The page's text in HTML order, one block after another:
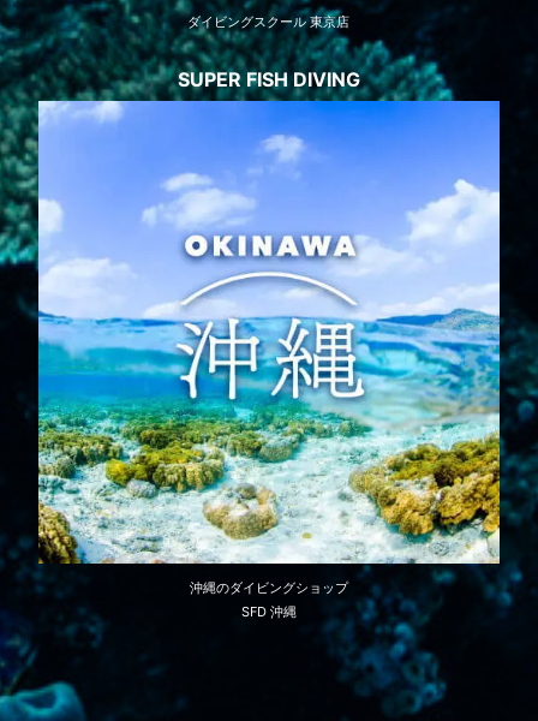
ダイビングスクール 東京店
SUPER FISH DIVING
沖縄のダイビングショップ
SFD 沖縄